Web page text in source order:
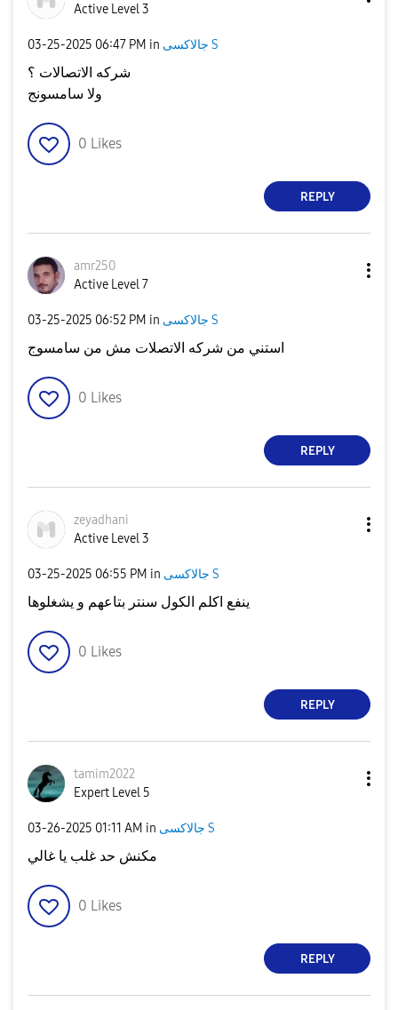
Active Level 3
‎03-25-2025 06:47 PM in جالاكسى S
شركه الاتصالات ؟
ولا سامسونج
0 Likes
REPLY
amr250
Active Level 7
‎03-25-2025 06:52 PM in جالاكسى S
استني من شركه الاتصلات مش من سامسوج
0 Likes
REPLY
zeyadhani
Active Level 3
‎03-25-2025 06:55 PM in جالاكسى S
ينفع اكلم الكول سنتر بتاعهم و يشغلوها
0 Likes
REPLY
tamim2022
Expert Level 5
‎03-26-2025 01:11 AM in جالاكسى S
مكنش حد غلب يا غالي
0 Likes
REPLY